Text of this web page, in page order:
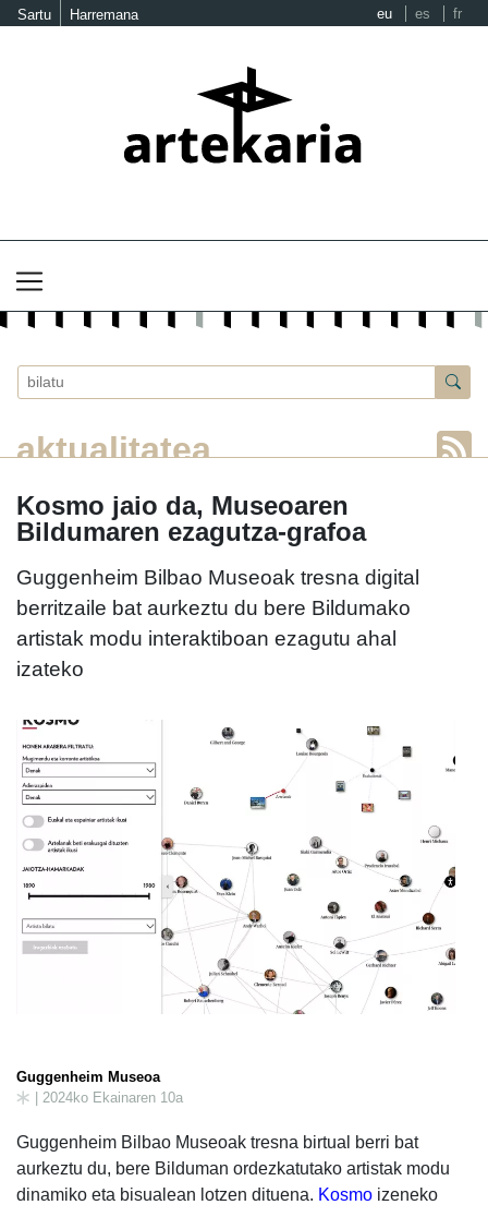
Sartu Harremana eu es fr
aktualitatea
Kosmo jaio da, Museoaren
Bildumaren ezagutza-grafoa
Guggenheim Bilbao Museoak tresna digital
berritzaile bat aurkeztu du bere Bildumako
artistak modu interaktiboan ezagutu ahal
izateko
Guggenheim Museoa
| 2024ko Ekainaren 10a
Guggenheim Bilbao Museoak tresna birtual berri bat
aurkeztu du, bere Bilduman ordezkatutako artistak modu
dinamiko eta bisualean lotzen dituena. Kosmo izeneko